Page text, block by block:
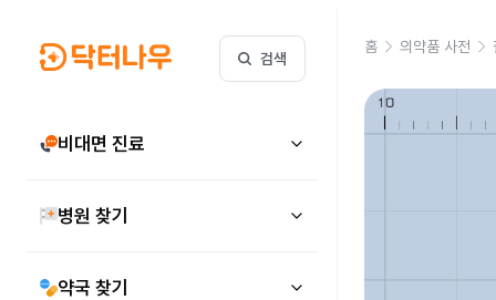
검색
비대면 진료
병원 찾기
약국 찾기
홈 의약품 사전